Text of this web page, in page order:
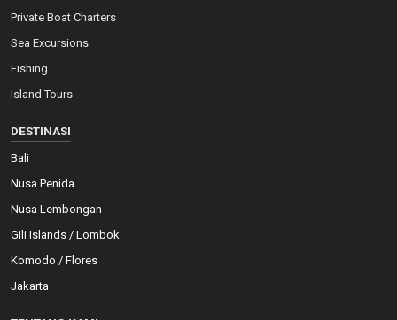
Private Boat Charters
Sea Excursions
Fishing
Island Tours
DESTINASI
Bali
Nusa Penida
Nusa Lembongan
Gili Islands / Lombok
Komodo / Flores
Jakarta